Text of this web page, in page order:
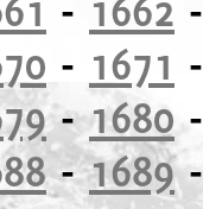
- 1671
-1680
-1689